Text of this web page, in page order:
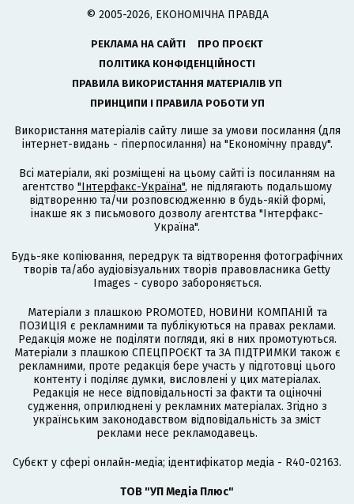
© 2005-2026, ЕКОНОМІЧНА ПРАВДА
РЕКЛАМА НА САЙТІ
ПРО ПРОЄКТ
ПОЛІТИКА КОНФІДЕНЦІЙНОСТІ
ПРАВИЛА ВИКОРИСТАННЯ МАТЕРІАЛІВ УП
ПРИНЦИПИ І ПРАВИЛА РОБОТИ УП
Використання матеріалів сайту лише за умови посилання (для
інтернет-видань - гіперпосилання) на "Економічну правду".
Всі матеріали, які розміщені на цьому сайті із посиланням на
агентство "Інтерфакс-Україна", не підлягають подальшому
відтворенню та/чи розповсюдженню в будь-якій формі,
інакше як з письмового дозволу агентства "Інтерфакс-
Україна".
Будь-яке копіювання, передрук та відтворення фотографічних
творів та/або аудіовізуальних творів правовласника Getty
Images - суворо забороняється.
Матеріали з плашкою PROMOTED, НОВИНИ КОМПАНІЙ та
ПОЗИЦІЯ є рекламними та публікуються на правах реклами.
Редакція може не поділяти погляди, які в них промотуються.
Матеріали з плашкою СПЕЦПРОЄКТ та ЗА ПІДТРИМКИ також є
рекламними, проте редакція бере участь у підготовці цього
контенту і поділяє думки, висловлені у цих матеріалах.
Редакція не несе відповідальності за факти та оціночні
судження, оприлюднені у рекламних матеріалах. Згідно з
українським законодавством відповідальність за зміст
реклами несе рекламодавець.
Cубєкт у сфері онлайн-медіа; ідентифікатор медіа - R40-02163.
ТОВ "УП Медіа Плюс"